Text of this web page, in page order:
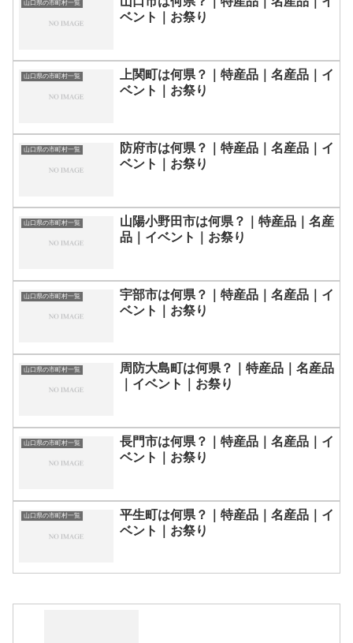
山口県の市町村一覧
ベント｜お祭り
山口県の市町村一覧
上関町は何県？｜特産品｜名産品｜イ
ベント｜お祭り
山口県の市町村一覧
防府市は何県？｜特産品｜名産品｜イ
ベント｜お祭り
山口県の市町村一覧
山陽小野田市は何県？｜特産品｜名産
品｜イベント｜お祭り
山口県の市町村一覧
宇部市は何県？｜特産品｜名産品｜イ
ベント｜お祭り
山口県の市町村一覧
周防大島町は何県？｜特産品｜名産品
｜イベント｜お祭り
山口県の市町村一覧
長門市は何県？｜特産品｜名産品｜イ
ベント｜お祭り
山口県の市町村一覧
平生町は何県？｜特産品｜名産品｜イ
ベント｜お祭り